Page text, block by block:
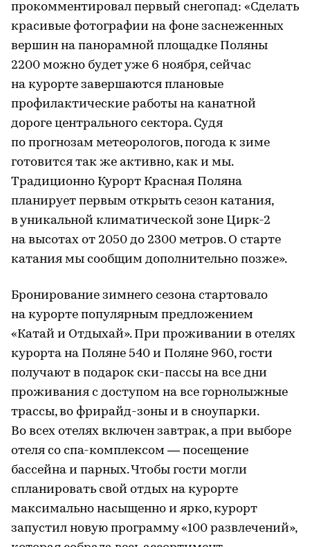
прокомментировал первый снегопад: «Сделать
красивые фотографии на фоне заснеженных
вершин на панорамной площадке Поляны
2200 можно будет уже 6 ноября, сейчас
на курорте завершаются плановые
профилактические работы на канатной
дороге центрального сектора. Судя
по прогнозам метеорологов, погода к зиме
готовится так же активно, как и мы.
Традиционно Курорт Красная Поляна
планирует первым открыть сезон катания,
в уникальной климатической зоне Цирк-2
на высотах от 2050 до 2300 метров. О старте
катания мы сообщим дополнительно позже».
Бронирование зимнего сезона стартовало
на курорте популярным предложением
«Катай и Отдыхай». При проживании в отелях
курорта на Поляне 540 и Поляне 960, гости
получают в подарок ски-пассы на все дни
проживания с доступом на все горнолыжные
трассы, во фрирайд-зоны и в сноупарки.
Во всех отелях включен завтрак, а при выборе
отеля со спа-комплексом — посещение
бассейна и парных. Чтобы гости могли
спланировать свой отдых на курорте
максимально насыщенно и ярко, курорт
запустил новую программу «100 развлечений»,